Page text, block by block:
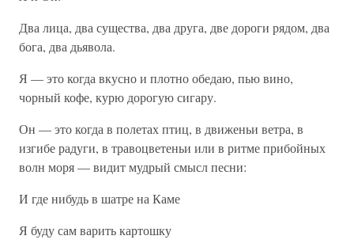
Два лица, два существа, два друга, две дороги рядом, два
бога, два дьявола.
Я — это когда вкусно и плотно обедаю, пью вино,
чорный кофе, курю дорогую сигару.
Он — это когда в полетах птиц, в движеньи ветра, в
изгибе радуги, в травоцветеньи или в ритме прибойных
волн моря — видит мудрый смысл песни:
И где нибудь в шатре на Каме
Я буду сам варить картошку